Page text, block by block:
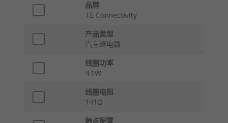
品牌
TE Connectivity
产品类型
汽车继电器
线圈功率
4.1W
线圈电阻
141Ω
触点配置